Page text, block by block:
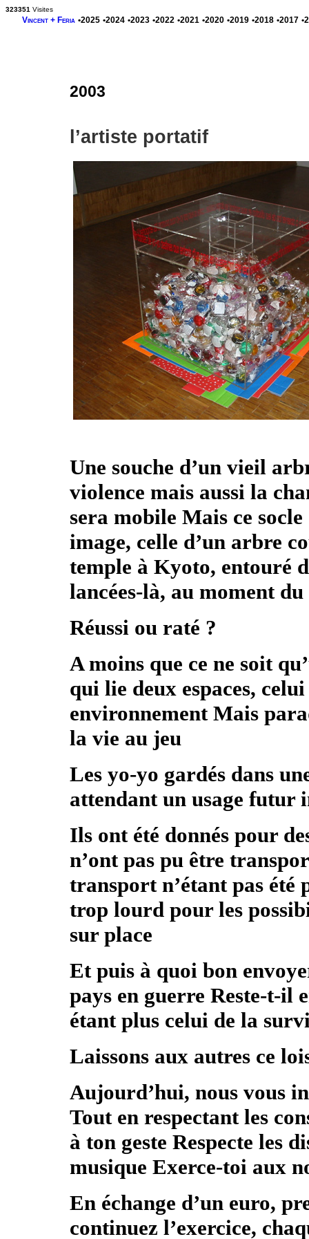
2003
l’artiste portatif
Une souche d’un vieil
violence mais aussi la
sera mobile Mais ce
image, celle d’un arbre
temple à Kyoto, entouré
lancées-là, au moment
Réussi ou raté ?
A moins que ce ne soit
qui lie deux espaces,
environnement Mais
la vie au jeu
Les yo-yo gardés dans
attendant un usage futur
Ils ont été donnés pour
n’ont pas pu être
transport n’étant pas été
trop lourd pour les
sur place
Et puis à quoi bon
pays en guerre Reste-t-il
étant plus celui de la
Laissons aux autres ce
Aujourd’hui, nous vous
Tout en respectant les
à ton geste Respecte les
musique Exerce-toi aux
En échange d’un euro,
continuez l’exercice,
323351 Visites
Vincent + Feria •2025 •2024 •2023 •2022 •2021 •2020 •2019 •2018 •2017